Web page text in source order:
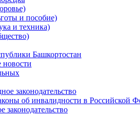
и пособие)
и техника)
Башкортостан
законодательство
об инвалидности в Российской
законодательство